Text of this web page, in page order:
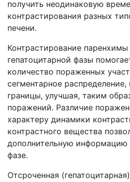
получить неодинаковую
контрастирования разных
печени.
Контрастирование
гепатоцитарной фазы
количество пораженных
сегментарное
границы, улучшая, таким
поражений. Различие
характеру динамики
контрастного вещества
дополнительную информацию
фазе.
Отсроченная